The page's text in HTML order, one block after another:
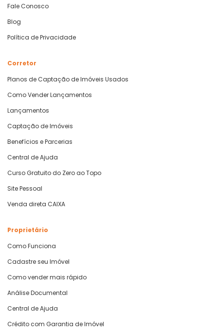
Fale Conosco
Blog
Política de Privacidade
Corretor
Planos de Captação de Imóveis Usados
Como Vender Lançamentos
Lançamentos
Captação de Imóveis
Benefícios e Parcerias
Central de Ajuda
Curso Gratuito do Zero ao Topo
Site Pessoal
Venda direta CAIXA
Proprietário
Como Funciona
Cadastre seu Imóvel
Como vender mais rápido
Análise Documental
Central de Ajuda
Crédito com Garantia de Imóvel